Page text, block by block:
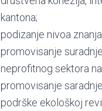
kantona;
podizanje nivoa
promovisanje
neprofitnog sektora
promovisanje
podrške ekološkoj